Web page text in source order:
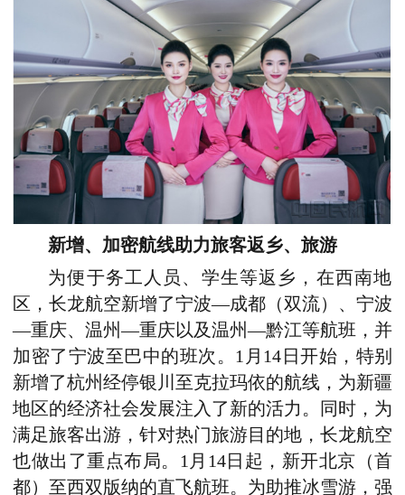
新增、加密航线助力旅客返乡、旅游
为便于务工人员、学生等返乡，在西南地
区，长龙航空新增了宁波—成都（双流）、宁波
—重庆、温州—重庆以及温州—黔江等航班，并
加密了宁波至巴中的班次。1月14日开始，特别
新增了杭州经停银川至克拉玛依的航线，为新疆
地区的经济社会发展注入了新的活力。同时，为
满足旅客出游，针对热门旅游目的地，长龙航空
也做出了重点布局。1月14日起，新开北京（首
都）至西双版纳的直飞航班。为助推冰雪游，强